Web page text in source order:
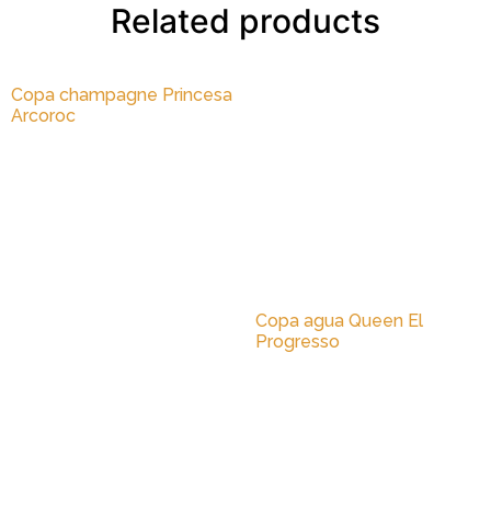
Related products
Copa champagne Princesa
Arcoroc
Copa agua Queen El
Progresso